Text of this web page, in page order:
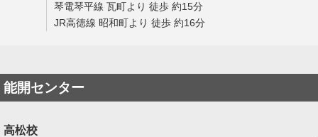
琴電琴平線 瓦町より 徒歩 約15分
JR高徳線 昭和町より 徒歩 約16分
能開センター
高松校